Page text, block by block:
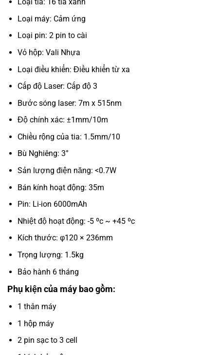
Loại máy: Cảm ứng
Loại pin: 2 pin to cài
Vỏ hộp: Vali Nhựa
Loại điều khiển: Điều khiển từ xa
Cấp độ Laser: Cấp độ 3
Bước sóng laser: 7m x 515nm
Độ chính xác: ±1mm/10m
Chiều rộng của tia: 1.5mm/10
Bù Nghiêng: 3°
Sản lượng điện năng: <0.7W
Bán kính hoạt động: 35m
Pin: Li-ion 6000mAh
Nhiệt độ hoạt động: -5 ºc ~ +45 ºc
Kích thước: φ120 × 236mm
Trọng lượng: 1.5kg
Bảo hành 6 tháng
Phụ kiện của máy bao gồm:
1 thân máy
1 hộp máy
2 pin sạc to 3 cell